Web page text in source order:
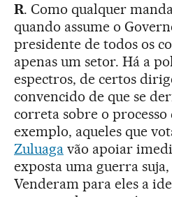
R. Como qualquer
quando assume o
presidente de todos os
apenas um setor. Há a
espectros, de certos
convencido de que se
correta sobre o processo
exemplo, aqueles que
Zuluagavão apoiar
exposta uma guerra
Venderam para eles a